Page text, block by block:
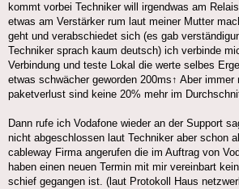
kommt vorbei Techniker will irgendwas am
etwas am Verstärker rum laut meiner Mutter
geht und verabschiedet sich (es gab
Techniker sprach kaum deutsch) ich verbinde
Verbindung und teste Lokal die werte selbes
etwas schwächer geworden 200ms↑ Aber immer
paketverlust sind keine 20% mehr im
Dann rufe ich Vodafone wieder an der Support
nicht abgeschlossen laut Techniker aber schon
cableway Firma angerufen die im Auftrag von
haben einen neuen Termin mit mir vereinbart
schief gegangen ist. (laut Protokoll Haus